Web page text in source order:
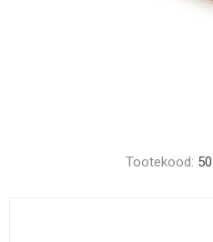
Tootekood: